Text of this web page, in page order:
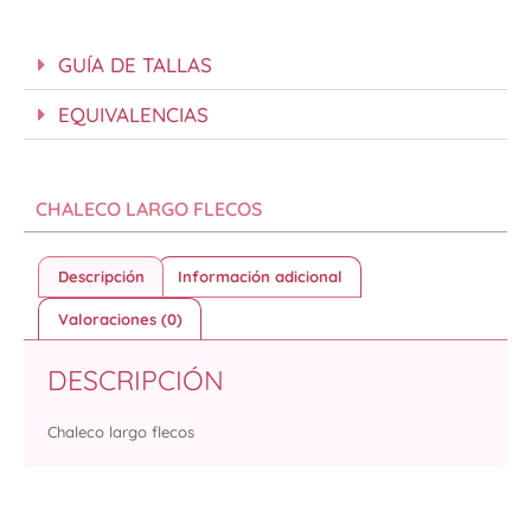
GUÍA DE TALLAS
EQUIVALENCIAS
CHALECO LARGO FLECOS
Descripción Información adicional
Valoraciones (0)
DESCRIPCIÓN
Chaleco largo flecos